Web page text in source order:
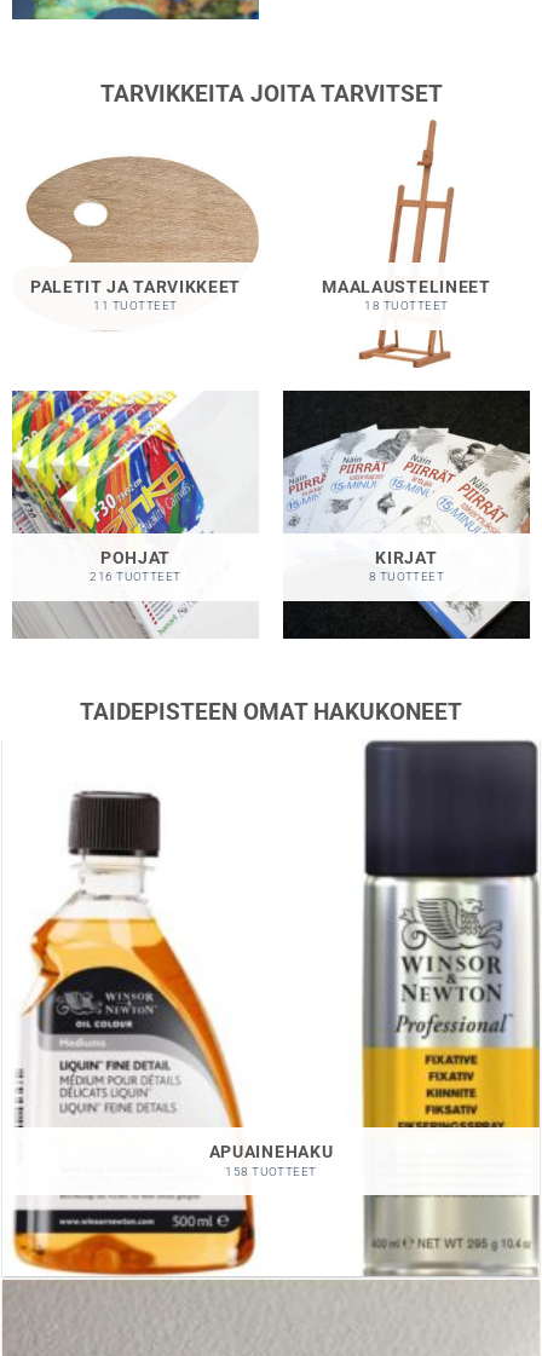
TARVIKKEITA JOITA TARVITSET
PALETIT JA TARVIKKEET
11 TUOTTEET
MAALAUSTELINEET
18 TUOTTEET
POHJAT
216 TUOTTEET
KIRJAT
8 TUOTTEET
TAIDEPISTEEN OMAT HAKUKONEET
APUAINEHAKU
158 TUOTTEET